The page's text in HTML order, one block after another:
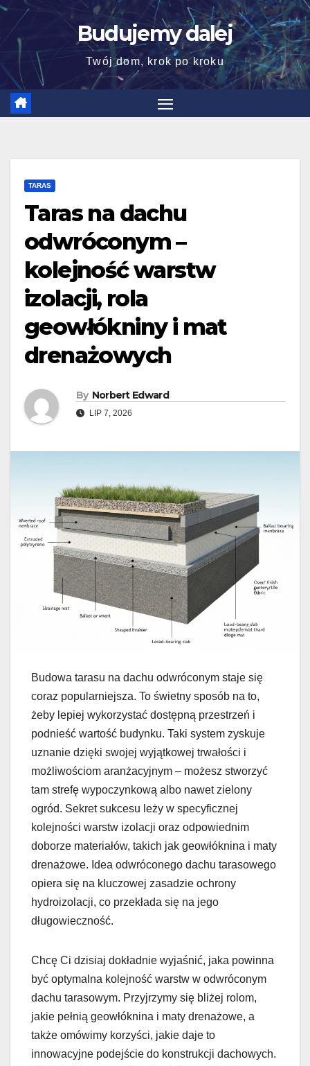
Skip
content
Budujemy dalej
Twój dom, krok po kroku
TARAS
Taras na dachu
odwróconym –
kolejność warstw
izolacji, rola
geowłókniny i mat
drenażowych
By Norbert Edward
LIP 7, 2026
Budowa tarasu na dachu odwróconym staje się
coraz popularniejsza. To świetny sposób na to,
żeby lepiej wykorzystać dostępną przestrzeń i
podnieść wartość budynku. Taki system zyskuje
uznanie dzięki swojej wyjątkowej trwałości i
możliwościom aranżacyjnym – możesz stworzyć
tam strefę wypoczynkową albo nawet zielony
ogród. Sekret sukcesu leży w specyficznej
kolejności warstw izolacji oraz odpowiednim
doborze materiałów, takich jak geowłóknina i maty
drenażowe. Idea odwróconego dachu tarasowego
opiera się na kluczowej zasadzie ochrony
hydroizolacji, co przekłada się na jego
długowieczność.
Chcę Ci dzisiaj dokładnie wyjaśnić, jaka powinna
być optymalna kolejność warstw w odwróconym
dachu tarasowym. Przyjrzymy się bliżej rolom,
jakie pełnią geowłóknina i maty drenażowe, a
także omówimy korzyści, jakie daje to
innowacyjne podejście do konstrukcji dachowych.